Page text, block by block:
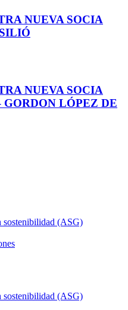
NUEVA SOCIA
NUEVA SOCIA
LÓPEZ DE
sostenibilidad (ASG)
sostenibilidad (ASG)